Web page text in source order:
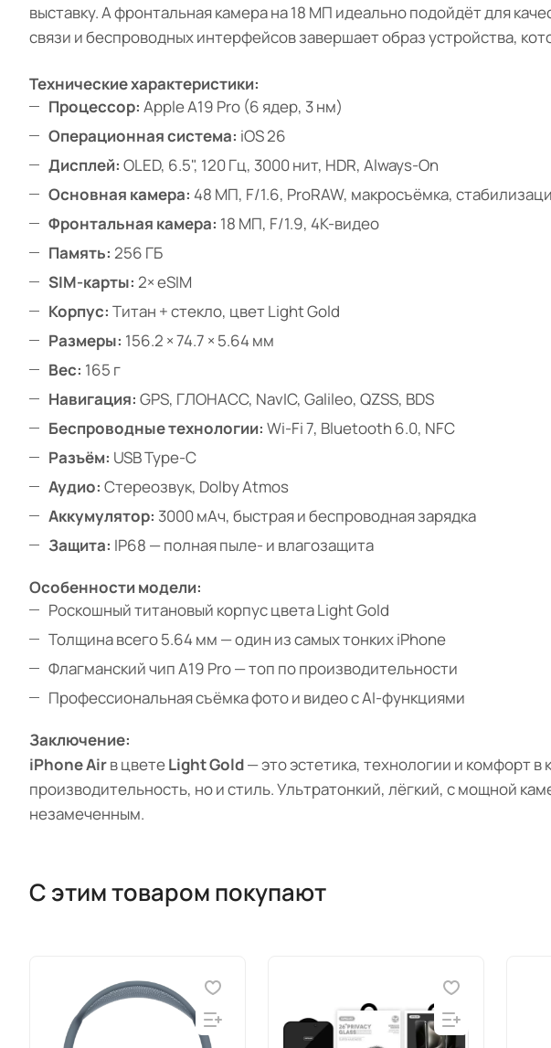
выставку. А фронтальная камера на 18 МП идеально подойдёт для
связи и беспроводных интерфейсов завершает образ устройства,
Технические характеристики:
Процессор: Apple A19 Pro (6 ядер, 3 нм)
Операционная система: iOS 26
Дисплей: OLED, 6.5", 120 Гц, 3000 нит, HDR, Always-On
Основная камера: 48 МП, F/1.6, ProRAW, макросъёмка,
Фронтальная камера: 18 МП, F/1.9, 4K-видео
Память: 256 ГБ
SIM-карты: 2× eSIM
Корпус: Титан + стекло, цвет Light Gold
Размеры: 156.2 × 74.7 × 5.64 мм
Вес: 165 г
Навигация: GPS, ГЛОНАСС, NavIC, Galileo, QZSS, BDS
Беспроводные технологии: Wi-Fi 7, Bluetooth 6.0, NFC
Разъём: USB Type-C
Аудио: Стереозвук, Dolby Atmos
Аккумулятор: 3000 мАч, быстрая и беспроводная зарядка
Защита: IP68 — полная пыле- и влагозащита
Особенности модели:
Роскошный титановый корпус цвета Light Gold
Толщина всего 5.64 мм — один из самых тонких iPhone
Флагманский чип A19 Pro — топ по производительности
Профессиональная съёмка фото и видео с AI-функциями
Заключение:
iPhone Airв цветеLight Gold— это эстетика, технологии и комфорт
производительность, но и стиль. Ультратонкий, лёгкий, с мощной
незамеченным.
С этим товаром покупают